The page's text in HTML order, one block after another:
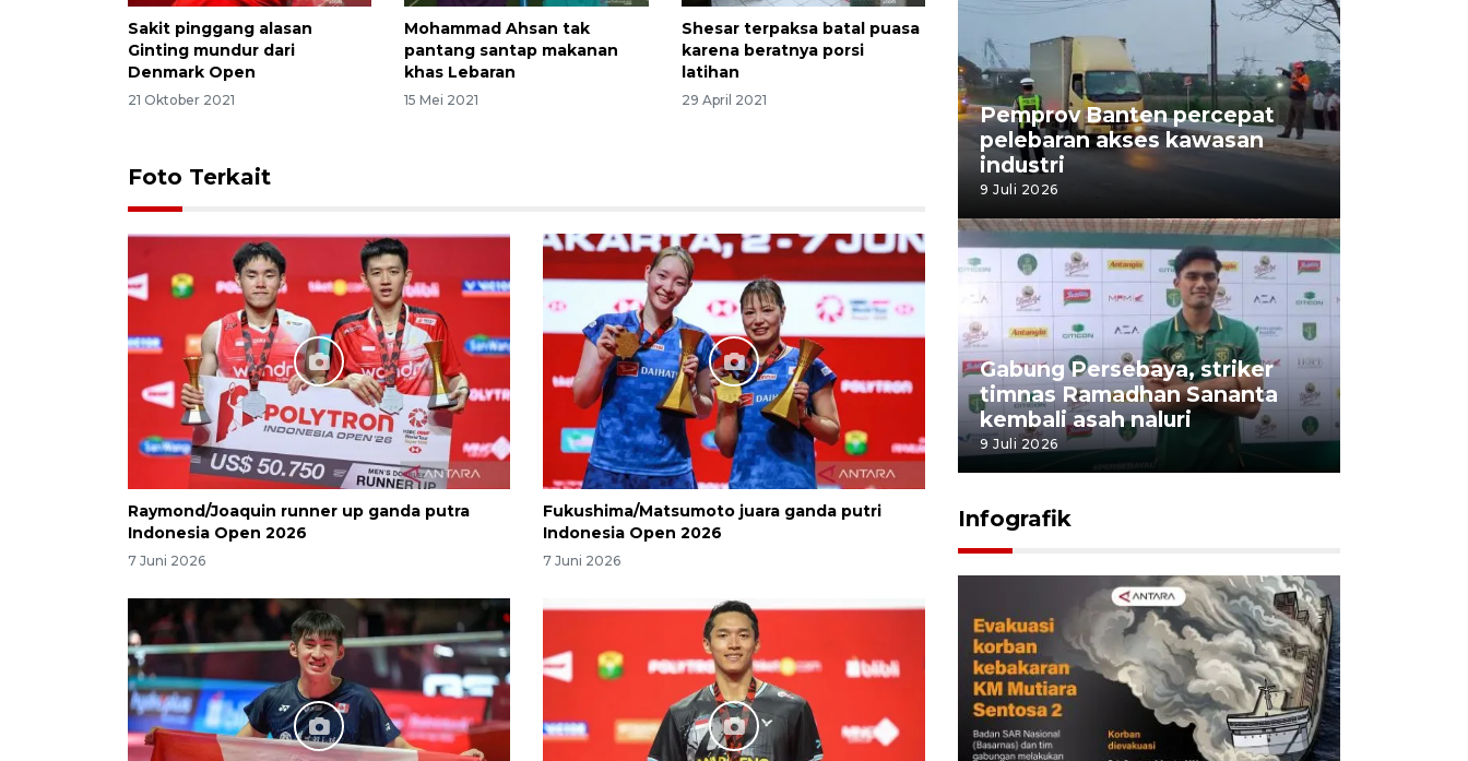
Sakit pinggang alasan
Ginting mundur dari
Denmark Open
21 Oktober 2021
Mohammad Ahsan tak
pantang santap makanan
khas Lebaran
15 Mei 2021
Shesar terpaksa batal puasa
karena beratnya porsi
latihan
29 April 2021
Foto Terkait
Raymond/Joaquin runner up ganda putra
Indonesia Open 2026
7 Juni 2026
Fukushima/Matsumoto juara ganda putri
Indonesia Open 2026
7 Juni 2026
Pemprov Banten percepat
pelebaran akses kawasan
industri
9 Juli 2026
Gabung Persebaya, striker
timnas Ramadhan Sananta
kembali asah naluri
9 Juli 2026
Infografik